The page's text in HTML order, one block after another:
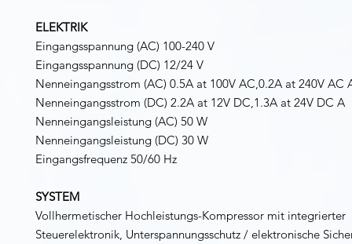
ELEKTRIK
Eingangsspannung (AC) 100-240 V
Eingangsspannung (DC) 12/24 V
Nenneingangsstrom (AC) 0.5A at 100V AC,0.2A at 240V AC
Nenneingangsstrom (DC) 2.2A at 12V DC,1.3A at 24V DC A
Nenneingangsleistung (AC) 50 W
Nenneingangsleistung (DC) 30 W
Eingangsfrequenz 50/60 Hz
SYSTEM
Vollhermetischer Hochleistungs-Kompressor mit integrierter
Steuerelektronik, Unterspannungsschutz / elektronische